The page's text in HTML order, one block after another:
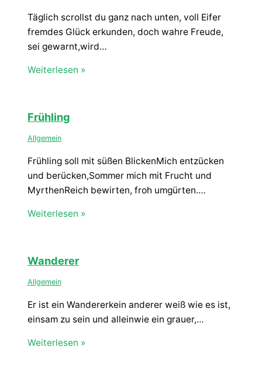
Täglich scrollst du ganz nach unten, voll Eifer
fremdes Glück erkunden, doch wahre Freude,
sei gewarnt,wird…
Weiterlesen »
Frühling
Allgemein
Frühling soll mit süßen BlickenMich entzücken
und berücken,Sommer mich mit Frucht und
MyrthenReich bewirten, froh umgürten.…
Weiterlesen »
Wanderer
Allgemein
Er ist ein Wandererkein anderer weiß wie es ist,
einsam zu sein und alleinwie ein grauer,…
Weiterlesen »